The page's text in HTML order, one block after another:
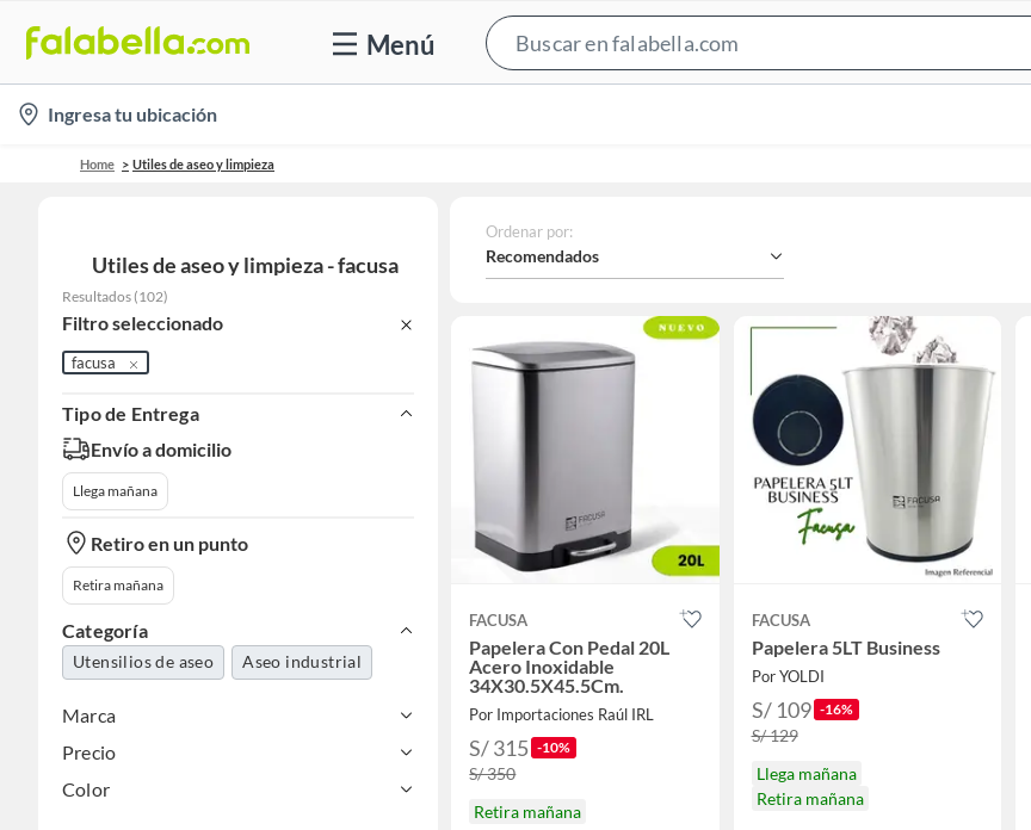
Menú
Bar
location-
icon
Ingresa tu ubicación
Home Utiles de aseo y limpieza
Utiles de aseo y limpieza - facusa
Resultados (102)
Filtro seleccionado
facusa
Tipo de Entrega
Envío a domicilio
Llega mañana
Retiro en un punto
Retira mañana
Categoría
Utensilios de aseo Aseo industrial
Marca
Precio
Color
Ordenar por:
Recomendados
FACUSA
Papelera Con Pedal 20L
Acero Inoxidable
34X30.5X45.5Cm.
Por Importaciones Raúl IRL
S/ 315 -10%
S/ 350
Retira mañana
FACUSA
Papelera 5LT Business
Por YOLDI
S/ 109 -16%
S/ 129
Llega mañana
Retira mañana